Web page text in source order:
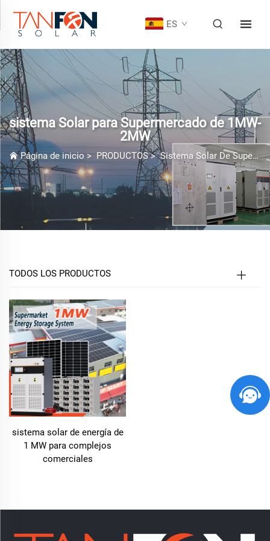
ES
sistema Solar para Supermercado de 1MW-
2MW
Página de inicio> PRODUCTOS>Sistema Solar De Supermercado
TODOS LOS PRODUCTOS
sistema solar de energía de
1 MW para complejos
comerciales